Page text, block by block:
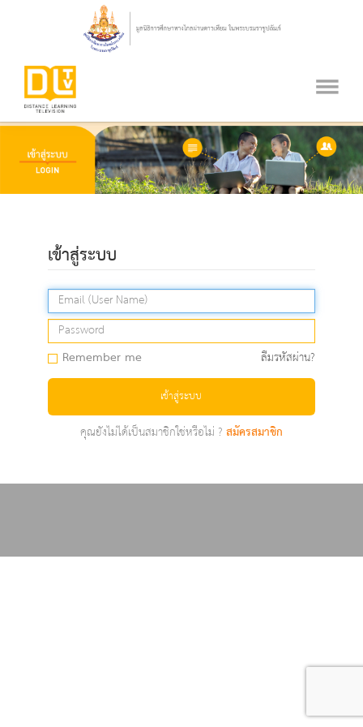
เข้าสู่ระบบ
Remember me ลืมรหัสผ่าน?
เข้าสู่ระบบ
คุณยังไม่ได้เป็นสมาชิกใช่หรือไม่ ?สมัครสมาชิก